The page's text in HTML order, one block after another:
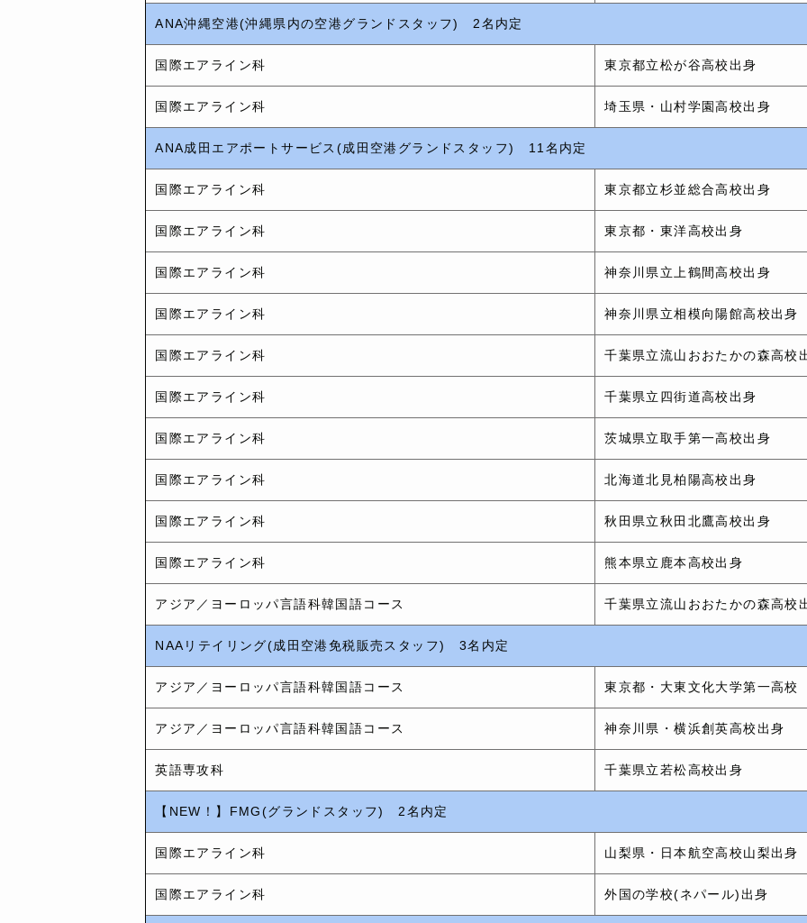
ANA沖縄空港(沖縄県内の空港グランドスタッフ) 2名内定
国際エアライン科 東京都立松が谷高校出身
国際エアライン科 埼玉県・山村学園高校出身
ANA成田エアポートサービス(成田空港グランドスタッフ) 11名内定
国際エアライン科 東京都立杉並総合高校出身
国際エアライン科 東京都・東洋高校出身
国際エアライン科 神奈川県立上鶴間高校出身
国際エアライン科 神奈川県立相模向陽館高校出身
国際エアライン科 千葉県立流山おおたかの森高校
国際エアライン科 千葉県立四街道高校出身
国際エアライン科 茨城県立取手第一高校出身
国際エアライン科 北海道北見柏陽高校出身
国際エアライン科 秋田県立秋田北鷹高校出身
国際エアライン科 熊本県立鹿本高校出身
アジア／ヨーロッパ言語科韓国語コース 千葉県立流山おおたかの森高校
NAAリテイリング(成田空港免税販売スタッフ) 3名内定
アジア／ヨーロッパ言語科韓国語コース 東京都・大東文化大学第一高校
アジア／ヨーロッパ言語科韓国語コース 神奈川県・横浜創英高校出身
英語専攻科 千葉県立若松高校出身
【NEW！】FMG(グランドスタッフ) 2名内定
国際エアライン科 山梨県・日本航空高校山梨出身
国際エアライン科 外国の学校(ネパール)出身